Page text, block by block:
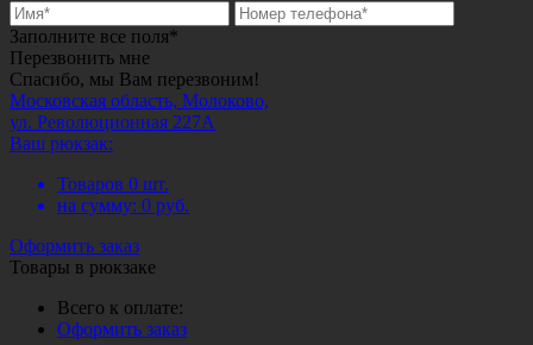
Заполните все поля*
Перезвонить мне
Спасибо, мы Вам перезвоним!
Московская область, Молоково,
ул. Революционная 227А
Ваш рюкзак:
Товаров 0 шт.
на сумму: 0 руб.
Оформить заказ
Товары в рюкзаке
Всего к оплате:
Оформить заказ